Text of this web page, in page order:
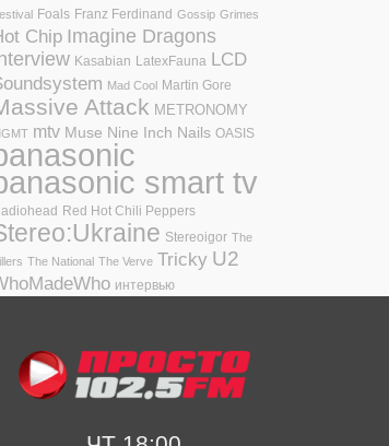
Foals Franz Ferdinand Gossip Grimes
Chip Imagine Dragons
Kasabian LatexFauna LCD
Mad Cool Martin Gore
Attack METRONOMY
mtv Muse Nine Inch Nails OASIS
smart tv
Red Hot Chili Peppers
Stereoigor The
The National The Verve Tricky U2
интервью